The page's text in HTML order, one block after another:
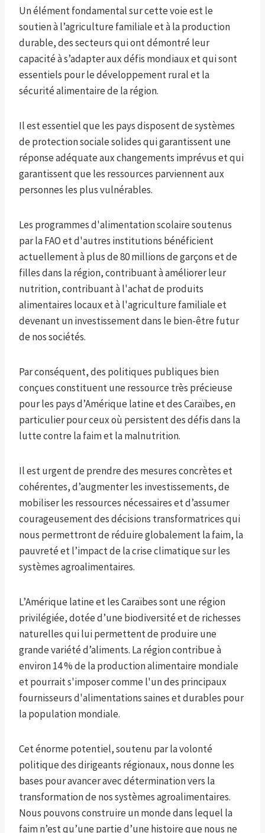
Un élément fondamental sur cette voie est le
soutien à l’agriculture familiale et à la production
durable, des secteurs qui ont démontré leur
capacité à s’adapter aux défis mondiaux et qui sont
essentiels pour le développement rural et la
sécurité alimentaire de la région.
Il est essentiel que les pays disposent de systèmes
de protection sociale solides qui garantissent une
réponse adéquate aux changements imprévus et qui
garantissent que les ressources parviennent aux
personnes les plus vulnérables.
Les programmes d'alimentation scolaire soutenus
par la FAO et d'autres institutions bénéficient
actuellement à plus de 80 millions de garçons et de
filles dans la région, contribuant à améliorer leur
nutrition, contribuant à l'achat de produits
alimentaires locaux et à l'agriculture familiale et
devenant un investissement dans le bien-être futur
de nos sociétés.
Par conséquent, des politiques publiques bien
conçues constituent une ressource très précieuse
pour les pays d’Amérique latine et des Caraïbes, en
particulier pour ceux où persistent des défis dans la
lutte contre la faim et la malnutrition.
Il est urgent de prendre des mesures concrètes et
cohérentes, d’augmenter les investissements, de
mobiliser les ressources nécessaires et d’assumer
courageusement des décisions transformatrices qui
nous permettront de réduire globalement la faim, la
pauvreté et l’impact de la crise climatique sur les
systèmes agroalimentaires.
L’Amérique latine et les Caraïbes sont une région
privilégiée, dotée d’une biodiversité et de richesses
naturelles qui lui permettent de produire une
grande variété d’aliments. La région contribue à
environ 14 % de la production alimentaire mondiale
et pourrait s'imposer comme l'un des principaux
fournisseurs d'alimentations saines et durables pour
la population mondiale.
Cet énorme potentiel, soutenu par la volonté
politique des dirigeants régionaux, nous donne les
bases pour avancer avec détermination vers la
transformation de nos systèmes agroalimentaires.
Nous pouvons construire un monde dans lequel la
faim n’est qu’une partie d’une histoire que nous ne